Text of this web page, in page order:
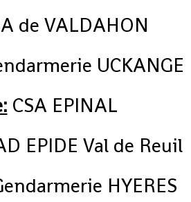
de VALDAHON
UCKANGE
CSA EPINAL
EPIDE Val de Reuil
HYERES